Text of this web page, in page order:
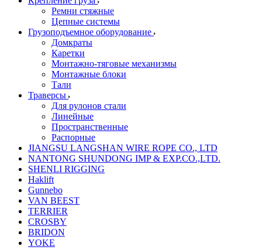
Ремни стяжные
Цепные системы
Грузоподъемное оборудование
Домкраты
Каретки
Монтажно-тяговые механизмы
Монтажные блоки
Тали
Траверсы
Для рулонов стали
Линейные
Пространственные
Распорные
JIANGSU LANGSHAN WIRE ROPE CO., LTD
NANTONG SHUNDONG IMP & EXP.CO.,LTD.
SHENLI RIGGING
Haklift
Gunnebo
VAN BEEST
TERRIER
CROSBY
BRIDON
YOKE